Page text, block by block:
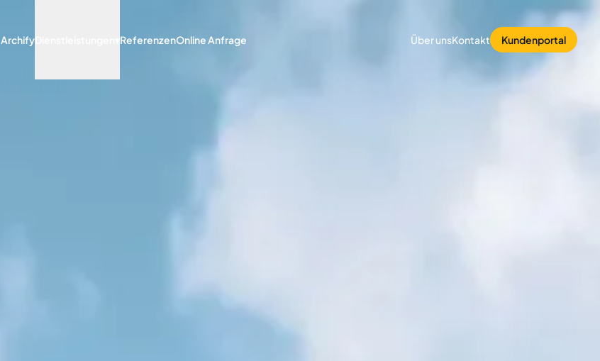
ArchifyDienstleistungen ReferenzenOnline Anfrage Über unsKontakt Kundenportal